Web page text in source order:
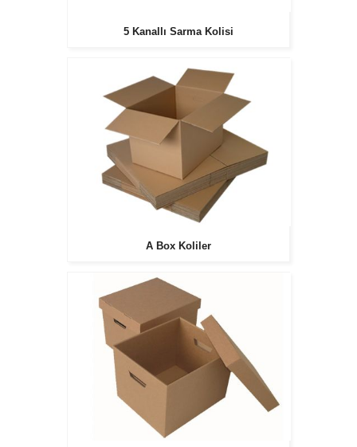
5 Kanallı Sarma Kolisi
A Box Koliler